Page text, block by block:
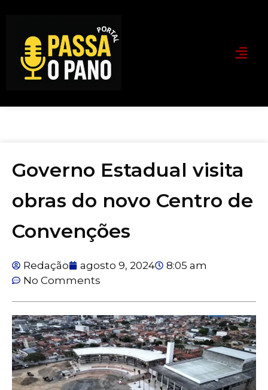
Governo Estadual visita
obras do novo Centro de
Convenções
Redação agosto 9, 2024
8:05 am
No Comments